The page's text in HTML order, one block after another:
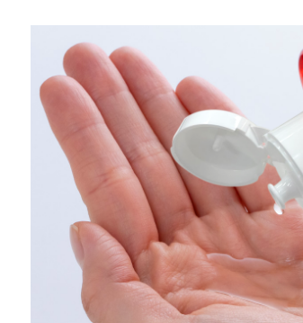
サプリメント
ヘアケア
美容アイテム・その他
会社概要 プライバシーポリシー